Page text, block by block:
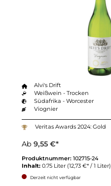
Alvi's Drift
Weißwein - Trocken
Südafrika - Worcester
Viognier
Veritas Awards 2024: Gold
Ab 9,55 €*
Produktnummer: 102715-24
Inhalt: 0.75 Liter (12,73 €* / 1 Liter)
Derzeit nicht verfügbar